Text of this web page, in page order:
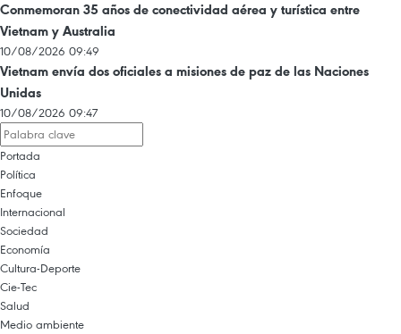
Conmemoran 35 años de conectividad aérea y turística entre
Vietnam y Australia
10/08/2026 09:49
Vietnam envía dos oficiales a misiones de paz de las Naciones
Unidas
10/08/2026 09:47
Portada
Política
Enfoque
Internacional
Sociedad
Economía
Cultura-Deporte
Cie-Tec
Salud
Medio ambiente